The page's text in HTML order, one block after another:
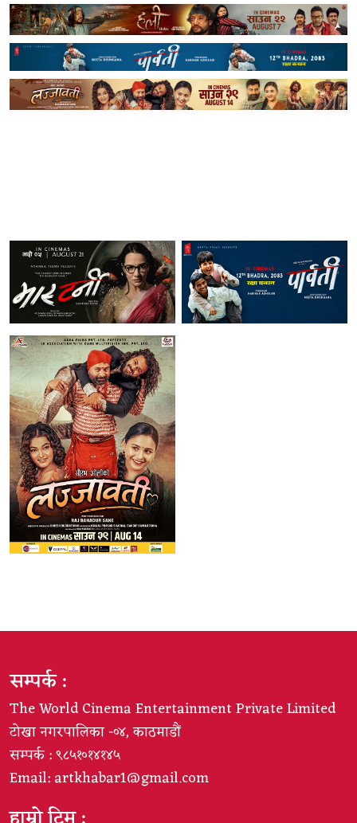
सम्पर्क :
The World Cinema Entertainment Private Limited
टोखा नगरपालिका -०४, काठमाडौं
सम्पर्क : ९८५१०१४१४५
Email:artkhabar1@gmail.com